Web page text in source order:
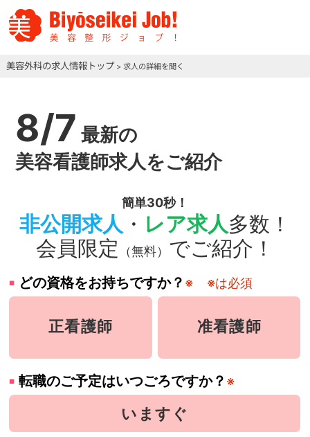
美容外科の求人情報トップ > 求人の詳細を聞く
8/7 最新の
美容看護師求人をご紹介
簡単30秒！
非公開求人 ・ レア求人多数！
会員限定
（無料） でご紹介！
どの資格をお持ちですか？ ※ ※は必須
正看護師 准看護師
転職のご予定はいつごろですか？ ※
いますぐ